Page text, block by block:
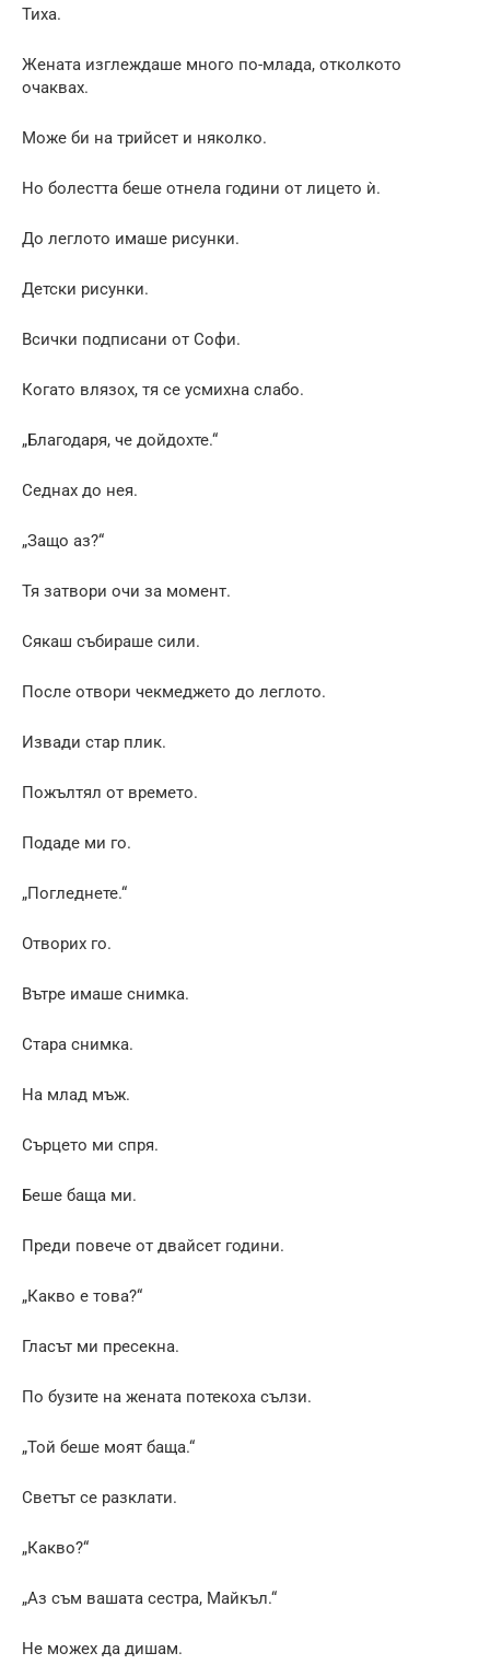
Тиха.
Жената изглеждаше много по-млада, отколкото
очаквах.
Може би на трийсет и няколко.
Но болестта беше отнела години от лицето ѝ.
До леглото имаше рисунки.
Детски рисунки.
Всички подписани от Софи.
Когато влязох, тя се усмихна слабо.
„Благодаря, че дойдохте.“
Седнах до нея.
„Защо аз?“
Тя затвори очи за момент.
Сякаш събираше сили.
После отвори чекмеджето до леглото.
Извади стар плик.
Пожълтял от времето.
Подаде ми го.
„Погледнете.“
Отворих го.
Вътре имаше снимка.
Стара снимка.
На млад мъж.
Сърцето ми спря.
Беше баща ми.
Преди повече от двайсет години.
„Какво е това?“
Гласът ми пресекна.
По бузите на жената потекоха сълзи.
„Той беше моят баща.“
Светът се разклати.
„Какво?“
„Аз съм вашата сестра, Майкъл.“
Не можех да дишам.